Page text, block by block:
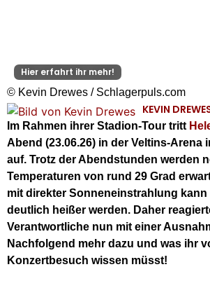
Hier erfahrt ihr mehr!
© Kevin Drewes / Schlagerpuls.com
KEVIN
Im Rahmen ihrer Stadion-Tour tritt
Abend (23.06.26) in der Veltins-Arena
auf. Trotz der Abendstunden werden
Temperaturen von rund 29 Grad
mit direkter Sonneneinstrahlung
deutlich heißer werden. Daher
Verantwortliche nun mit einer
Nachfolgend mehr dazu und was ihr
Konzertbesuch wissen müsst!